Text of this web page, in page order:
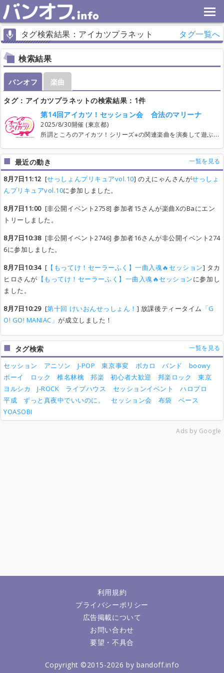
タグ検索結果：アイカツプラネット タグ一覧へ
検索結果
バンオフ
楽曲
タグ：アイカツプラネットの検索結果：1件
第14回アイカツ！セッション会 合法のマリーナ
2025/8/30開催 (東京都)
所謂ところのアイカツ！シリーズ※の関連楽曲を演奏して遊ぶ会です。 ※アイカツ！（アイカツ！フォトonステージ！！含む）・アイカツスターズ！・アイカツフレンズ！・アイカツオンパレード！（ドリームストーリー含む）・アイカツプラネット！・アイカツ！10th STORY 未来へのSTARWAY・アイカツアカデミー！ 初めましてのの方も、お久しぶりの方も、常連さんも、皆さんで楽しめる時間に出来ればと思います。 アイカツセッション会としては初の8月開催ということで、たぶんめちゃくちゃ暑いと思いますが、夏曲が出来ますね。やっていきましょう！ 【重要】エントリーの際は、このページの記載をしっかり読んでください。また、記載を追記・変更することもありますので、こまめにチェックをお願いします。 ○日程 2025年8月30日（土）12時～17時 大まかなタイムテーブルは以下の通りです 12:00～ 開場 12:40～ 開会のあいさつ、１曲目 （中略） 17:00～ 中締め&希望者は会場内でそのまま打上げ（打上げは別料金です） ～20:00 打上げ終了、撤収 ○場所 ニューエイト (東京都) http://neweight.tokyo/ JR蒲田駅から徒歩3分、京急蒲田駅から徒歩13分 https://g.co/kgs/qLqVu4X ○参加費 演奏参加の方:3000円 見学の方:2000円 ライブハウスでの実施という性質上、受付時にドリンクコイン分（500円）もお支払い頂きます。ご了承下さい。 ○楽曲エントリー 【2025年4月12日(土)10:00】の参加受付開始と同時に曲追加・エントリーを開始します。 楽曲追加期限は2025年8月9日(土)23:55 エントリー期限は翌週8月16日(土)23:55 の予定です。 （成立曲数の関係で変更する可能性があります。その際は追ってアナウンス致します。） ○エントリー曲条件 ・「アイカツ！」「アイカツスターズ！」「アイカツ！フォトonステージ！！（通称フォトカツ）」、「アイカツフレンズ！」、「アイカツオンパレード！」「アイカツプラネット！」「アイカツアカデミー！」等、アイカツ関連コンテンツの名義でリリースされている楽曲。インスト楽曲や「Resound Stars」など公式アレンジ音源も含みます。 ・バージョン違い等ある場合には、バージョンも明記をお願いします。 （例：｢アイドル活動｣と｢アイドル活動!(Ver.Rock)｣は別物として扱います。ほかにも○○ソロver、TVサイズ、など。） ○【重要】曲のエントリー数など ・まずは1人3曲までのエントリー制限を設けます。エントリーおよび成立状況を見て順次制限を解放します。 ・ご自身がエントリーしたい楽曲が既に挙がっている場合、「○○（２回目）」と楽曲タイトルに記入して追加エントリー頂けます。セッション本編内でおかわりを確定させる、というイメージです。 （例：Trap of LoveのVoで入りたいが既にエントリーされている場合→「Trap of Love（２回目）」とタイトルに記入して楽曲エントリーしてください） ・人数のバランスやエントリー状況により、全体の上限の中でパートごとの上限を調整する場合があります。 ・ある一人がパートを独占する、あるいは、エントリーしたけれども成立が極端に少ない人がいる、等の状況を除いて、基本的に主催から参加者の皆様へエントリーについて介入することは考えておりません。 ・エントリーした以上、その楽曲を当日演奏する可能性があります。ご自身のスケジュール等も考慮の上、「計画的で無理のないエントリー」をしてください。 ・必要な演奏パートが分からない場合は、一旦 【Vo, Gt, Ba, Dr, Key】 が各1名ずつ揃えば演奏可能となるものと仮定して登録お願いします。 ・参加人数にもよりますが、当日演奏する曲数の上限は23曲程度を想定しております。 ・「譲渡可」でエントリーされている枠へのエントリーに際して、可能であれば楽曲ごとのコメント欄に一言頂けますとスムースです ◯演奏について ・スムースな転換にご協力ください。特にドラムや鍵盤はセッティングに時間がかかることもありますので、同じパートの参加者同士で協力しながら準備しましょう。 ・原曲にないパートやフレーズを追加する、或いはアレンジを加えるような場合は、必ず事前に演奏者同士でコンセンサスをとってください。調整の際は、楽曲ごとにコメント欄がございますので、そちらをご活用ください。 ・【重要】また、曲の一部パートについて同期音源を用意しようと考えている場合も、上記同様に他パート（特に演奏上の影響が大きいドラム等）と必ずコンセンサスを取ってください。 ・【重要】会場の要請により、同期音源を使用予定の方はどのようなセッティングをするか可及的速やかに主催（@aikatsu_session）までご一報下さい。 ・【重要・ボーカル参加の方へ】会場のCh数の関係で、会場常設の無線マイクをお使い下さい（仮にVo参加者が全員持ち込みますと、Ch数が足りなくなり、また、転換に時間がかかり演奏可能曲数が目減りします）。マイクは1曲ごとに掃除します。持ち込みマイクを使用せざるを得ない場合は主催（@aikatsu_session）までご一報下さい。ただし、ご希望に添えるかはお約束しかねますのでご了承ください。 ○レンタル機材について ・別途トピックを立てますので、そちらでアナウンス致します。 ○上記以外のパートについて ・ギター・ベース以外の弦楽器、管楽器、パーカッションなど、上記エントリー枠以外の楽器等でセッションに参加をご希望の方は、パートを｢Perc｣枠にてエントリーしてください。可能であれば、自己紹介のスレッドに楽器名を記載して頂ければ幸いです。 ・2種類以上のパートで参加を希望される場合、メインパートでエントリーしてください。（例：ボーカルがメインだけど1曲だけギターも弾きたい場合→Voでエントリー） ○【重要】見学について ・今回見学も大歓迎です。見学を希望の方は、お手数ですが主催(@aikatsu_session)までご連絡いただくか、「Other枠」にてエントリーの上、「見学」スレッドにお名前と見学参加の旨ご記入下さい。 ・演奏者でエントリーされる方のご友人が見学される場合は、演奏者から主催にご一報頂けますと助かります。 ○【重要】参加後のキャンセルについて ・1曲でも成立した楽曲がある場合、それ以降の参加キャンセルは原則不可とします。キャンセルせざるを得ない場合は、ご自身で代理の演奏者を立てた上で主催(@aikatsu_session)にご一報ください。 ・ただし、代理の擁立が困難な場合は可及的速やかに主催(@aikatsu_session)にご一報ください。 ・楽曲エントリー締切時に成立曲が一つもなかった方のキャンセルについてはこの限りではありません。その場合も、予め主催に一報いただけると助かります。 ・セッション開始時刻（8/30（土）12:00）までにキャンセルまたは遅刻の連絡を頂けなかった場合、いわゆる｢ドタキャン｣と判断し、社会通念上妥当と考えうる対処を致します。急な事故や体調不良、自然災害など当日連絡が困難な場合は、開催中又は事後であっても主催(@aikatsu_session)までご連絡ください。 ・なお、自然災害、疫病、その他突発的な事件・事故によりセッションの開催が困難と主催が判断した場合は上記のキャンセルポリシーは適用されません。 ○その他 ・当セッションへのお子様（中学生以下）の参加は保護者（またはそれに準じる責任者）同伴に限り、見学のみ許可します。 ・お子様（中学生以下）の楽曲へのエントリーは歌唱・演奏問わず、また、バンド演奏経験等の有無に関係なく認めません。 ・お子様（中学生以下）の参加に伴うすべてのトラブルについて主催は一切責任を負いません。保護者（またはそれに準じる責任者）の責任においてトラブルの当事者とご対応頂きます。 ・必ず参加者ご本人がエントリーしてください。代理エントリーは認めません。何らかの事情でご自身でのエントリーが困難な場合は主催(@aikatsu_session)までご連絡ください。個別対応致します。 ・ライブハウスですので個人で持込の飲食はご遠慮ください（ステージドリンク除く）。差し入れやお土産等、参加者にシェアして頂ける様でしたら、当日で結構ですので主催に一言お申し付けください。 ・持ち込みは、個別に持込料として2000円お支払いいただきます。 ・セッションパート中（開場～17時）はワンドリンク（500円）制です。
最近の動き 一覧を見る
8月7日11:12 [せっしょんプリキュアvol.10] のえにゃんさんがせっしょ
んプリキュアvol.10に参加しました。
8月7日11:00[非公開イベント2758] 参加者15さんが楽曲XのBaにエン
トリーしました。
8月7日10:38[非公開イベント2746] 参加者16さんが非公開イベント274
6に参加しました。
8月7日10:34[ 【もってけ！セーラーふく】一曲入魂🔥セッション] タカ
ヒロさんが 【もってけ！セーラーふく】一曲入魂🔥セッションに参加し
ました。
8月7日10:29[第十回 けいおんせっしょん！ ] 放課後ティータイム 「G
O! GO! MANIAC」が成立しました！
タグ検索 一覧を見る
セッション アニソン J-POP 東京事変 ボカロ バンド
boowy
ボーイ
ロック 椎名林檎 邦楽 初心者大歓迎 邦楽ロック
東京
ヨルシカ
J-ROCK ライブハウス セッションイベント
ハロプロ
平成
ずっと真夜中でいいのに。 セッション会 布袋
ベース
YOASOBI
Ads by Google
利用規約
プライバシーポリシー
広告掲載について
お問い合わせ
要望・不具合
Copyright ©2015-2026 by bandoff.info